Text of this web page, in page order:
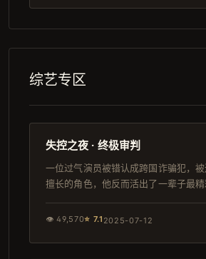
综艺专区
独播
失控之夜 · 终极审判
一位过气演员被错认成跨国诈骗犯，
擅长的角色，他反而活出了一辈子最精
👁49,570⭐ 7.1 2025-07-12